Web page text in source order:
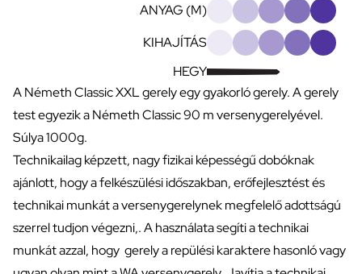
ANYAG (M)
KIHAJÍTÁS
HEGY
A Németh Classic XXL gerely egy gyakorló gerely. A gerely
test egyezik a Németh Classic 90 m versenygerelyével.
Súlya 1000g.
Technikailag képzett, nagy fizikai képességű dobóknak
ajánlott, hogy a felkészülési időszakban, erőfejlesztést és
technikai munkát a versenygerelynek megfelelő adottságú
szerrel tudjon végezni,. A használata segíti a technikai
munkát azzal, hogy gerely a repülési karaktere hasonló vagy